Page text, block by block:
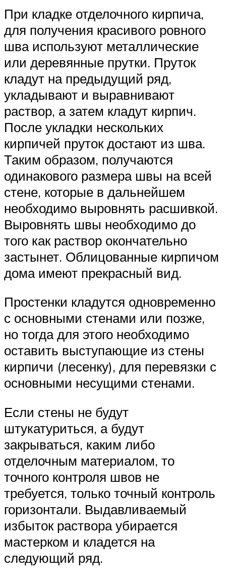
При кладке отделочного кирпича,
для получения красивого ровного
шва используют металлические
или деревянные прутки. Пруток
кладут на предыдущий ряд,
укладывают и выравнивают
раствор, а затем кладут кирпич.
После укладки нескольких
кирпичей пруток достают из шва.
Таким образом, получаются
одинакового размера швы на всей
стене, которые в дальнейшем
необходимо выровнять расшивкой.
Выровнять швы необходимо до
того как раствор окончательно
застынет. Облицованные кирпичом
дома имеют прекрасный вид.
Простенки кладутся одновременно
с основными стенами или позже,
но тогда для этого необходимо
оставить выступающие из стены
кирпичи (лесенку), для перевязки с
основными несущими стенами.
Если стены не будут
штукатуриться, а будут
закрываться, каким либо
отделочным материалом, то
точного контроля швов не
требуется, только точный контроль
горизонтали. Выдавливаемый
избыток раствора убирается
мастерком и кладется на
следующий ряд.